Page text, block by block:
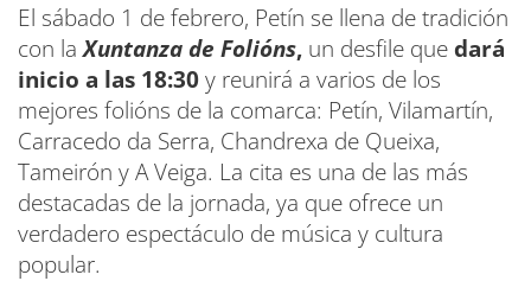
El sábado 1 de febrero, Petín se llena de tradición
con laXuntanza de Folións, un desfile que dará
inicio a las 18:30y reunirá a varios de los
mejores folións de la comarca: Petín, Vilamartín,
Carracedo da Serra, Chandrexa de Queixa,
Tameirón y A Veiga. La cita es una de las más
destacadas de la jornada, ya que ofrece un
verdadero espectáculo de música y cultura
popular.